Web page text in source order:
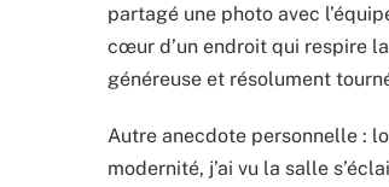
partagé une photo avec
cœur d’un endroit qui respire
généreuse et résolument
Autre anecdote personnelle :
modernité, j’ai vu la salle